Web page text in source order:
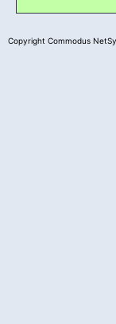
Copyright Commodus